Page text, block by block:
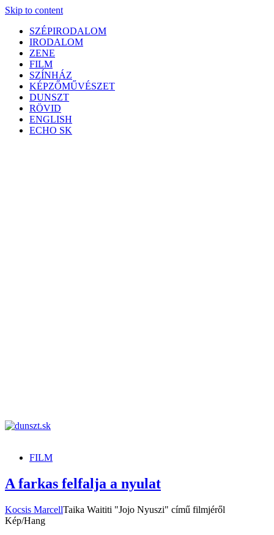
Skip to content
SZÉPIRODALOM
IRODALOM
ZENE
FILM
SZÍNHÁZ
KÉPZŐMŰVÉSZET
DUNSZT
RÖVID
ENGLISH
ECHO SK
FILM
A farkas felfalja a nyulat
Kocsis MarcellTaika Waititi "Jojo Nyuszi" című filmjéről
Kép/Hang